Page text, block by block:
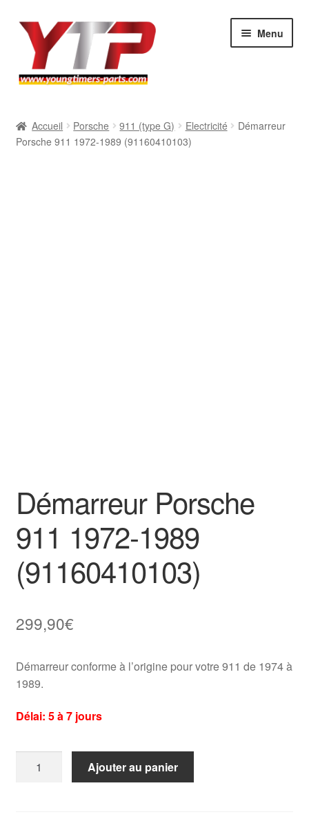
Aller
navigation
Aller
contenu
Menu
BMW
Accueil Porsche 911 (type G) Electricité
Démarreur
Porsche 911 1972-1989 (91160410103)
Démarreur Porsche
911 1972-1989
(91160410103)
299,90€
Démarreur conforme à l’origine pour votre 911 de 1974 à
1989.
Délai: 5 à 7 jours
Ajouter au panier